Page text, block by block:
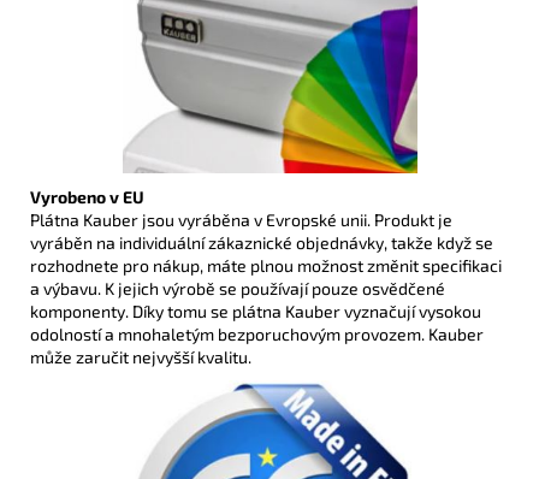
Vyrobeno v EU
Plátna Kauber jsou vyráběna v Evropské unii. Produkt je
vyráběn na individuální zákaznické objednávky, takže když se
rozhodnete pro nákup, máte plnou možnost změnit specifikaci
a výbavu. K jejich výrobě se používají pouze osvědčené
komponenty. Díky tomu se plátna Kauber vyznačují vysokou
odolností a mnohaletým bezporuchovým provozem. Kauber
může zaručit nejvyšší kvalitu.